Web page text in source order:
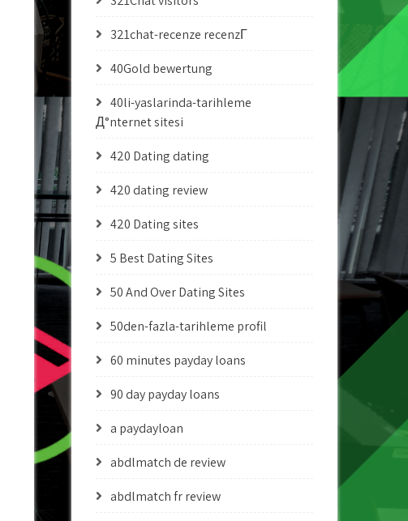
321chat-recenze recenzГ­
40Gold bewertung
40li-yaslarinda-tarihleme
Д°nternet sitesi
420 Dating dating
420 dating review
420 Dating sites
5 Best Dating Sites
50 And Over Dating Sites
50den-fazla-tarihleme profil
60 minutes payday loans
90 day payday loans
a paydayloan
abdlmatch de review
abdlmatch fr review